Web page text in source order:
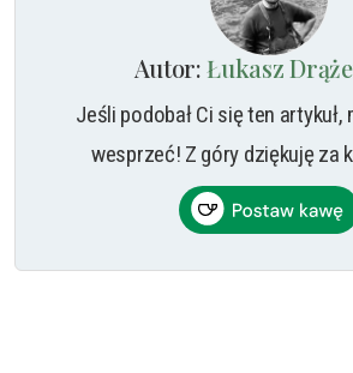
Autor:Łukasz
Jeśli podobał Ci się ten
wesprzeć! Z góry dziękuję za